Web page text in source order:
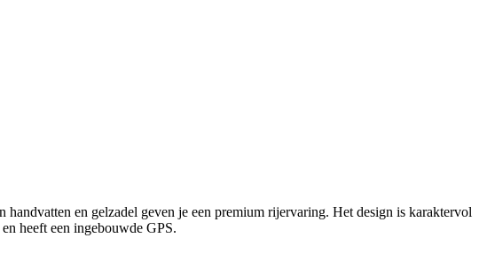
en gelzadel geven je een premium rijervaring. Het design is karaktervol
heeft een ingebouwde GPS.